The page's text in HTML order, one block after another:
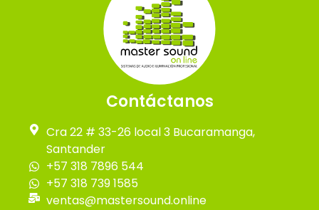
Contáctanos
Cra 22 # 33-26 local 3 Bucaramanga,
Santander
+57 318 7896 544
+57 318 739 1585
ventas@mastersound.online